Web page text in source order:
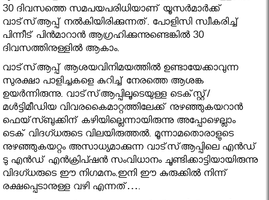
30 ദിവസത്തെ സമപയപരിധിയാണ് യൂസര്‍മാര്‍ക്ക്
വാട്‌സ്ആപ്പ് നല്‍കിയിരിക്കുന്നത്. പോളിസി സ്വീകരിച്ച്
പിന്നീട് പിന്‍മാറാന്‍ ആഗ്രഹിക്കുന്നുണ്ടെങ്കില്‍ 30
ദിവസത്തിനുള്ളില്‍ ആകാം.
വാട്‌സ്ആപ്പ് ആശയവിനിമയത്തില്‍ ഉണ്ടായേക്കാവുന്ന
സുരക്ഷാ പാളിച്ചകളെ കുറിച്ച് നേരത്തെ ആശങ്ക
ഉയര്‍ന്നിരുന്നു. വാട്‌സ്ആപ്പിലൂടെയുള്ള ടെക്‌സ്റ്റ്/
മള്‍ട്ടിമീഡിയ വിവരകൈമാറ്റത്തിലേക്ക് നുഴഞ്ഞുകയറാന്‍
ഫെയ്‌സ്ബുക്കിന് കഴിയില്ലെന്നായിരുന്നു അപ്പോഴെല്ലാം
ടെക് വിദഗ്ധരുടെ വിലയിരുത്തല്‍. മൂന്നാമതൊരാളുടെ
നുഴഞ്ഞുകയറ്റം അസാധ്യമാക്കുന്ന വാട്‌സ്ആപ്പിലെ എന്‍ഡ്
ടു എന്‍ഡ് എന്‍ക്രിപ്ഷന്‍ സംവിധാനം ചൂണ്ടിക്കാട്ടിയായിരുന്നു
വിദഗ്ധരുടെ ഈ നിഗമനം.ഇനി ഈ കുരുക്കിൽ നിന്ന്
രക്ഷപ്പെടാനുള്ള വഴി എന്നത്….